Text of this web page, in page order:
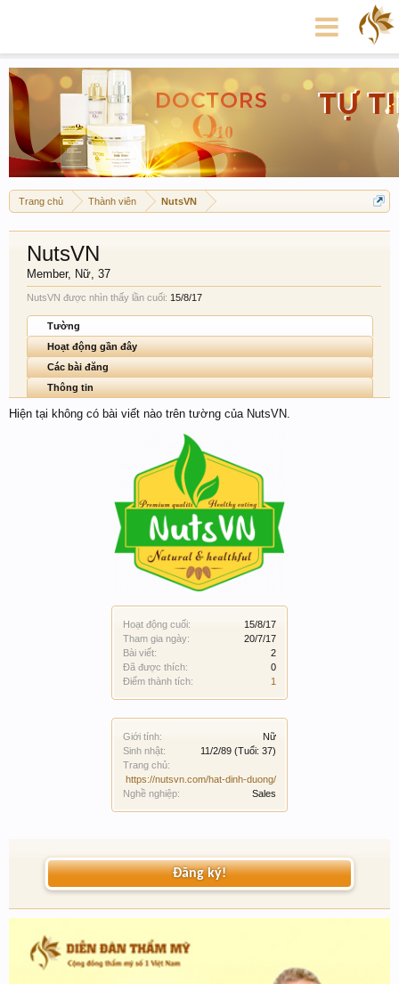
Trang chủ Thành viên NutsVN
Hoạt động cuối:
15/8/17
Tham gia ngày:
20/7/17
Bài viết:
2
Đã được thích:
0
Điểm thành tích:
1
Giới tính:
Nữ
Sinh nhật:
11/2/89 (Tuổi: 37)
Trang chủ:
https://nutsvn.com/hat-dinh-duong/
Nghề nghiệp:
Sales
NutsVN
Member, Nữ, 37
NutsVN được nhìn thấy lần cuối: 15/8/17
Tường
Hoạt động gần đây
Các bài đăng
Thông tin
Hiện tại không có bài viết nào trên tường của NutsVN.
Đăng ký!